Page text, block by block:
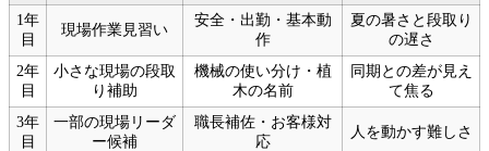
1年
目
現場作業見習い
安全・出勤・基本動
作
夏の暑さと段取り
の遅さ
2年
目
小さな現場の段取
り補助
機械の使い分け・植
木の名前
同期との差が見え
て焦る
3年
目
一部の現場リーダ
ー候補
職長補佐・お客様対
応
人を動かす難しさ